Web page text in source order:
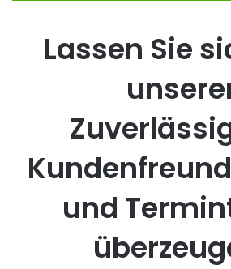
Lassen Sie
und